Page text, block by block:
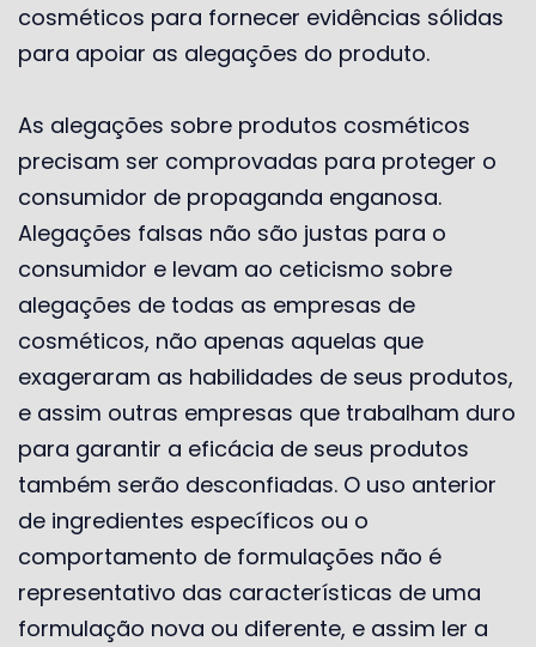
cosméticos para fornecer evidências sólidas
para apoiar as alegações do produto.
As alegações sobre produtos cosméticos
precisam ser comprovadas para proteger o
consumidor de propaganda enganosa.
Alegações falsas não são justas para o
consumidor e levam ao ceticismo sobre
alegações de todas as empresas de
cosméticos, não apenas aquelas que
exageraram as habilidades de seus produtos,
e assim outras empresas que trabalham duro
para garantir a eficácia de seus produtos
também serão desconfiadas. O uso anterior
de ingredientes específicos ou o
comportamento de formulações não é
representativo das características de uma
formulação nova ou diferente, e assim ler a